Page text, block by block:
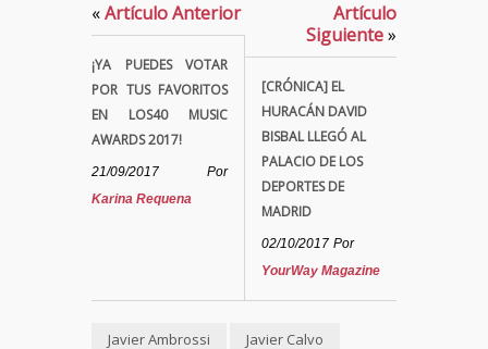
«Artículo Anterior
¡YA PUEDES VOTAR
POR TUS FAVORITOS
EN LOS40 MUSIC
AWARDS 2017!
21/09/2017
Por
Karina Requena
Artículo
Siguiente»
[CRÓNICA] EL
HURACÁN DAVID
BISBAL LLEGÓ AL
PALACIO DE LOS
DEPORTES DE
MADRID
02/10/2017 Por
YourWay Magazine
Javier Ambrossi
Javier Calvo